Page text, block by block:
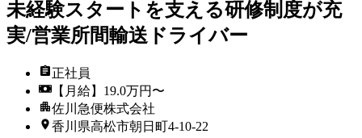
未経験スタートを支える研修制度が充
実/営業所間輸送ドライバー
正社員
【月給】19.0万円〜
佐川急便株式会社
香川県高松市朝日町4-10-22